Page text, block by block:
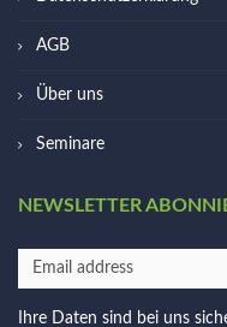
AGB
Über uns
Seminare
NEWSLETTER
Ihre Daten sind bei uns